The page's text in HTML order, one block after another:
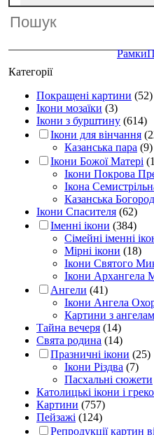
Рамки
Категорії
Покращені картини (52)
Ікони мозаїки (3)
Ікони з бурштину (614)
Ікони для вінчання
Казанська пара (9)
Ікони Божої Матері
Ікони Покрова
Ікона
Казанська
Ікони Спасителя (62)
Іменні ікони (384)
Сімейні іменні
Мірні ікони (18)
Ікони Святого
Ікони Архангела
Ангели (41)
Ікони Ангела
Картини з
Тайна вечеря (14)
Свята родина (14)
Празничні ікони (25)
Ікони Різдва (7)
Пасхальні сюжети
Католицькі ікони і
Картини (757)
Пейзажі (124)
Репродукції картин